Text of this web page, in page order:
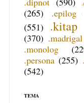
(265)
.epilog
(551) .kitap
(370) .madrigal
.monolog
.persona (255)
(542)
TEMA